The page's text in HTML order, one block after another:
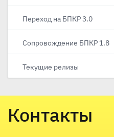
Переход на БПКР 3.0
Сопровождение БПКР 1.8
Текущие релизы
Контакты